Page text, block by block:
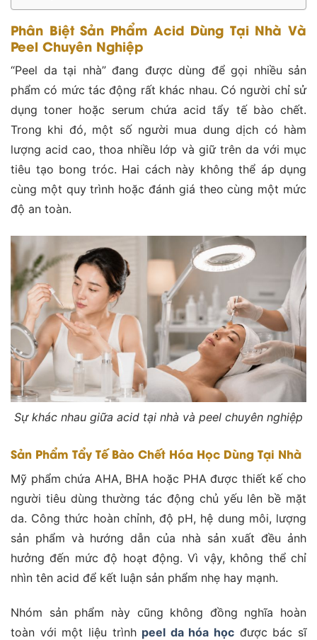
Phân Biệt Sản Phẩm Acid Dùng Tại Nhà Và
Peel Chuyên Nghiệp
“Peel da tại nhà” đang được dùng để gọi nhiều sản
phẩm có mức tác động rất khác nhau. Có người chỉ sử
dụng toner hoặc serum chứa acid tẩy tế bào chết.
Trong khi đó, một số người mua dung dịch có hàm
lượng acid cao, thoa nhiều lớp và giữ trên da với mục
tiêu tạo bong tróc. Hai cách này không thể áp dụng
cùng một quy trình hoặc đánh giá theo cùng một mức
độ an toàn.
Sự khác nhau giữa acid tại nhà và peel chuyên nghiệp
Sản Phẩm Tẩy Tế Bào Chết Hóa Học Dùng Tại Nhà
Mỹ phẩm chứa AHA, BHA hoặc PHA được thiết kế cho
người tiêu dùng thường tác động chủ yếu lên bề mặt
da. Công thức hoàn chỉnh, độ pH, hệ dung môi, lượng
sản phẩm và hướng dẫn của nhà sản xuất đều ảnh
hưởng đến mức độ hoạt động. Vì vậy, không thể chỉ
nhìn tên acid để kết luận sản phẩm nhẹ hay mạnh.
Nhóm sản phẩm này cũng không đồng nghĩa hoàn
toàn với một liệu trình peel da hóa học được bác sĩ